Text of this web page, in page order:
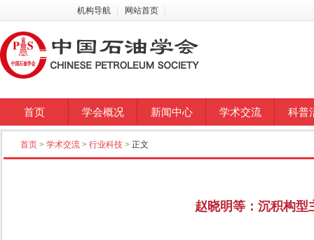
机构导航 网站首页
首页 学会概况 新闻中心 学术交流 科普
首页 > 学术交流 > 行业科技 > 正文
赵晓明等：沉积构型